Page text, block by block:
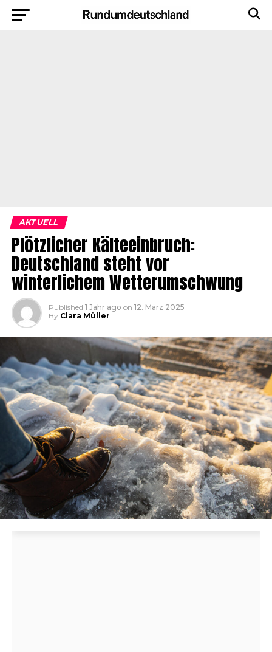
AKTUELL
Plötzlicher Kälteeinbruch:
Deutschland steht vor
winterlichem Wetterumschwung
Published 1 Jahr ago on 12. März 2025
By Clara Müller